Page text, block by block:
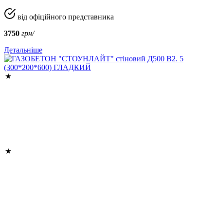
від офіційного представника
3750 грн/
Детальніше